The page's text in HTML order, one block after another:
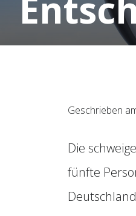
Geschrieben
Die
fünfte